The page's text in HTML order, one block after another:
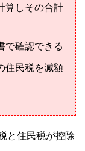
算しその合計
で確認できる
住民税を減額
と住民税が控除